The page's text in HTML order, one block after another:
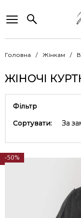
Головна Жінкам
ЖІНОЧІ
Фільтр
Сортувати:
За
-50%